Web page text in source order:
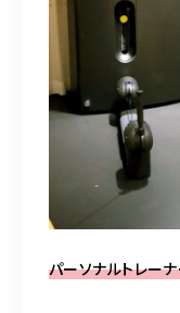
パーソナルトレー